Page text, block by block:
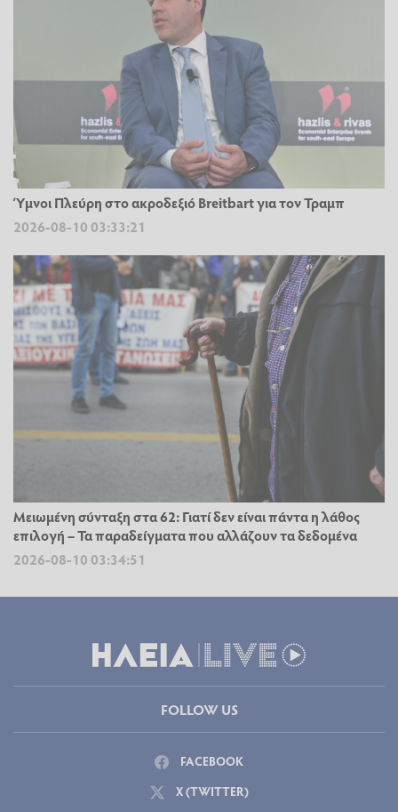
Ύμνοι Πλεύρη στο ακροδεξιό Breitbart για τον Τραμπ
2026-08-10 03:33:21
Μειωμένη σύνταξη στα 62: Γιατί δεν είναι πάντα η λάθος
επιλογή – Τα παραδείγματα που αλλάζουν τα δεδομένα
2026-08-10 03:34:51
FOLLOW US
FACEBOOK
X (TWITTER)